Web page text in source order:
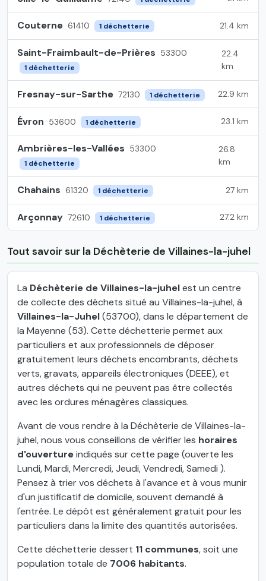
Couterne 61410 1 déchetterie 21.4 km
Saint-Fraimbault-de-Prières 53300
1 déchetterie
22.4
km
Fresnay-sur-Sarthe 72130 1 déchetterie 22.9 km
Évron 53600 1 déchetterie 23.1 km
Ambrières-les-Vallées 53300
1 déchetterie
26.8
km
Chahains 61320 1 déchetterie 27 km
Arçonnay 72610 1 déchetterie 27.2 km
Tout savoir sur la Déchèterie de Villaines-la-juhel
La Déchèterie de Villaines-la-juhelest un centre
de collecte des déchets situé au Villaines-la-juhel, à
Villaines-la-Juhel(53700), dans le département de
la Mayenne (53). Cette déchetterie permet aux
particuliers et aux professionnels de déposer
gratuitement leurs déchets encombrants, déchets
verts, gravats, appareils électroniques (DEEE), et
autres déchets qui ne peuvent pas être collectés
avec les ordures ménagères classiques.
Avant de vous rendre à la Déchèterie de Villaines-la-
juhel, nous vous conseillons de vérifier les horaires
d'ouvertureindiqués sur cette page (ouverte les
Lundi, Mardi, Mercredi, Jeudi, Vendredi, Samedi ).
Pensez à trier vos déchets à l'avance et à vous munir
d'un justificatif de domicile, souvent demandé à
l'entrée. Le dépôt est généralement gratuit pour les
particuliers dans la limite des quantités autorisées.
Cette déchetterie dessert 11 communes, soit une
population totale de 7006 habitants.